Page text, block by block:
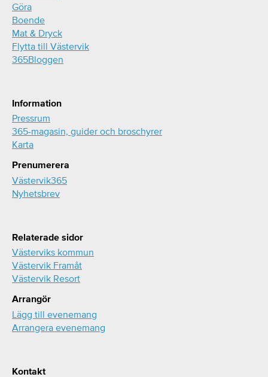
Göra
Boende
Mat & Dryck
Flytta till Västervik
365Bloggen
Information
Pressrum
365-magasin, guider och broschyrer
Karta
Prenumerera
Västervik365
Nyhetsbrev
Relaterade sidor
Västerviks kommun
Västervik Framåt
Västervik Resort
Arrangör
Lägg till evenemang
Arrangera evenemang
Kontakt